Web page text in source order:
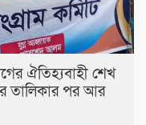
ঐতিহ্যবাহী শেখ
তালিকার পর আর